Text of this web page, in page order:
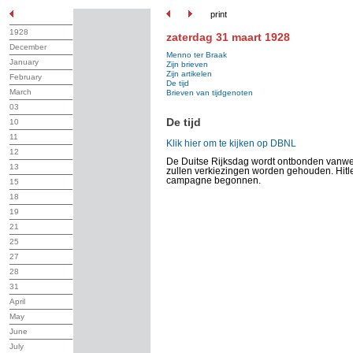
print
1928
December
January
February
March
03
10
11
12
13
15
18
19
21
25
27
28
31
April
May
June
July
zaterdag 31 maart 1928
Menno ter Braak
Zijn brieven
Zijn artikelen
De tijd
Brieven van tijdgenoten
De tijd
Klik hier om te kijken op DBNL
De Duitse Rijksdag wordt ontbonden
zullen verkiezingen worden gehouden.
campagne begonnen.